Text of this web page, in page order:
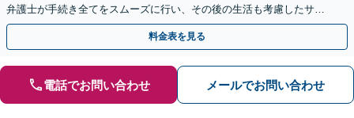
弁護士が手続き全てをスムーズに行い、その後の生活も考慮したサポ
ートをします。個人再生もお任せください【池田駅2分】
料金表を見る
電話でお問い合わせ メールでお問い合わせ